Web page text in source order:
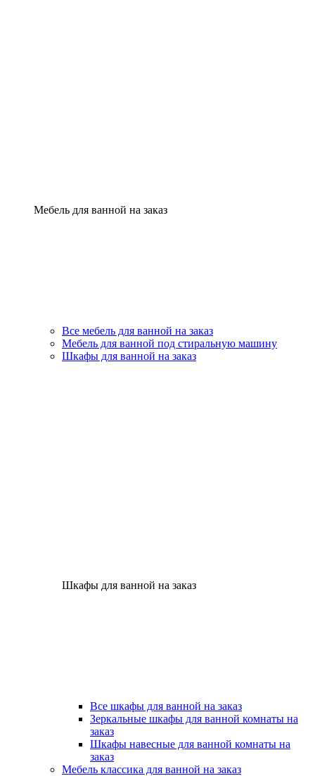
Мебель для ванной на заказ
Все мебель для ванной на заказ
Мебель для ванной под стиральную машину
Шкафы для ванной на заказ
Шкафы для ванной на заказ
Все шкафы для ванной на заказ
Зеркальные шкафы для ванной комнаты на
заказ
Шкафы навесные для ванной комнаты на
заказ
Мебель классика для ванной на заказ